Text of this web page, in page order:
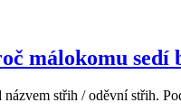
málokomu sedí
střih / oděvní střih.